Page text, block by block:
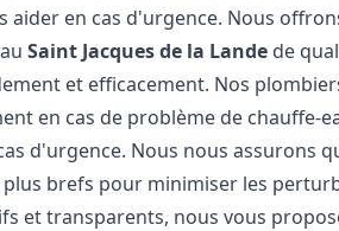
aider en cas d'urgence. Nous
Saint Jacques de la Lande de
et efficacement. Nos
en cas de problème de chauffe-
d'urgence. Nous nous assurons
plus brefs pour minimiser les
et transparents, nous vous